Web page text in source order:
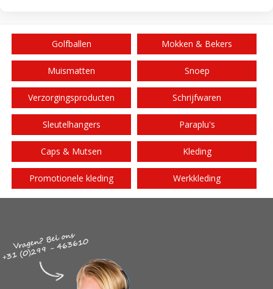
Golfballen Mokken & Bekers
Muismatten Snoep
Verzorgingsproducten Schrijfwaren
Sleutelhangers Paraplu's
Caps & Mutsen Kleding
Promotionele kleding Werkkleding